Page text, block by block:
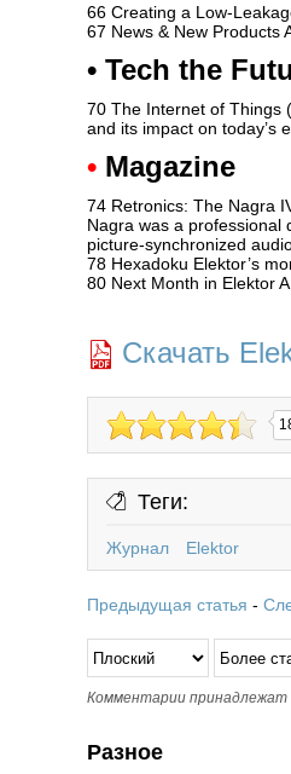
66 Creating a Low-
67 News & New Products
• Tech the
70 The Internet of Things
and its impact on today’s
• Magazine
74 Retronics: The Nagra
Nagra was a professional
picture-synchronized
78 Hexadoku Elektor’s
80 Next Month in Elektor
Скачать
Теги:
Журнал Elektor
Предыдущая статья -
Комментарии принадлежат
Разное